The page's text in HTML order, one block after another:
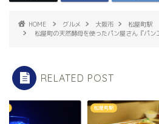
HOME グルメ 大阪市
松屋町駅
松屋町の天然酵母を使ったパン屋さん『パン
RELATED POST
松屋町駅